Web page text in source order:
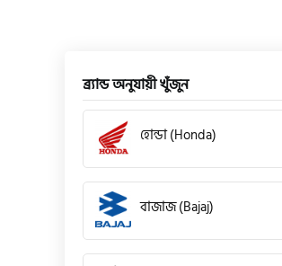
ব্র্যান্ড অনুযায়ী খুঁজুন
হোন্ডা (Honda)
বাজাজ (Bajaj)